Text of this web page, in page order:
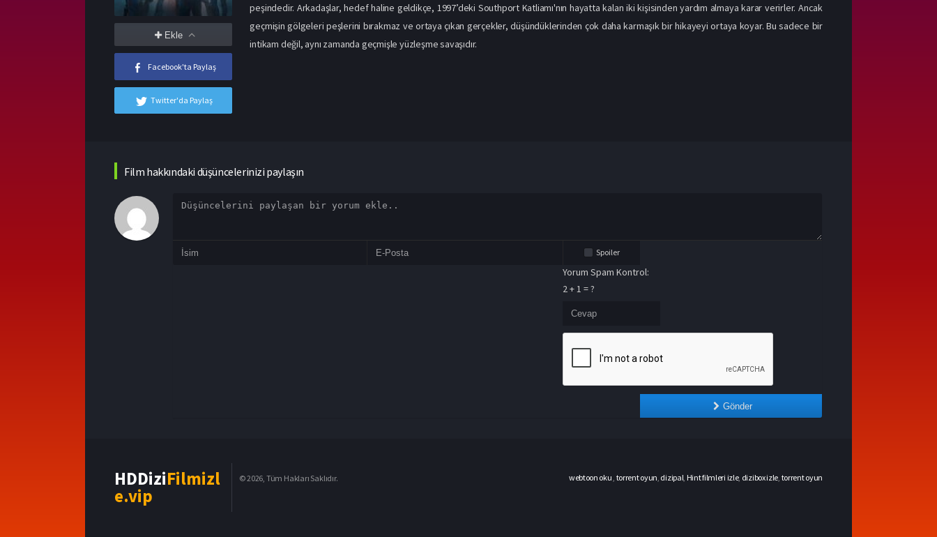
Ekle
Facebook'ta Paylaş
Twitter'da Paylaş
peşindedir. Arkadaşlar, hedef haline geldikçe, 1997’deki Southport Katliamı'nın hayatta kalan iki kişisinden yardım almaya karar verirler. Ancak
geçmişin gölgeleri peşlerini bırakmaz ve ortaya çıkan gerçekler, düşündüklerinden çok daha karmaşık bir hikayeyi ortaya koyar. Bu sadece bir
intikam değil, aynı zamanda geçmişle yüzleşme savaşıdır.
Film hakkındaki düşüncelerinizi paylaşın
Spoiler
Yorum Spam Kontrol:
2 + 1 = ?
Gönder
HDDiziFilmizl
e.vip
© 2026, Tüm Hakları Saklıdır. webtoon oku, torrent oyun, dizipal, Hint filmleri izle, dizibox izle, torrent oyun